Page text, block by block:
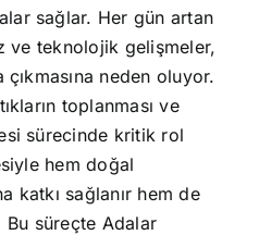
sağlar. Her gün artan
ve teknolojik gelişmeler,
neden oluyor.
toplanması ve
sürecinde kritik rol
hem doğal
katkı sağlanır hem de
Bu süreçte Adalar